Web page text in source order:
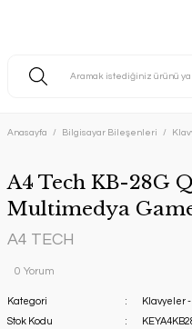
Anasayfa Bilgisayar Bileşenleri
A4 Tech KB-28G
Multimedya
A4 TECH
0 Yorum
Kategori
Klavyeler
Stok Kodu